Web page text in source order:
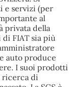
e servizi (per
al
privata della
FIAT sia più
auto produce
I suoi prodotti
ricerca di